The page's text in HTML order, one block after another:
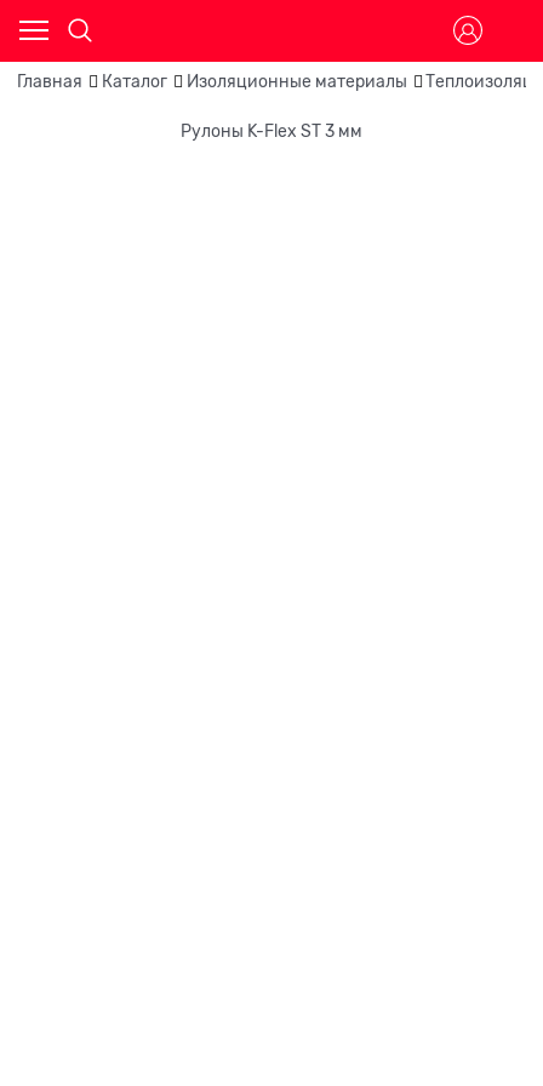
Главная Каталог Изоляционные материалы
Рулоны K-Flex ST 3 мм